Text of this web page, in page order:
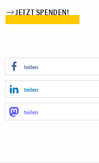
JETZT SPENDEN!
teilen
teilen
teilen